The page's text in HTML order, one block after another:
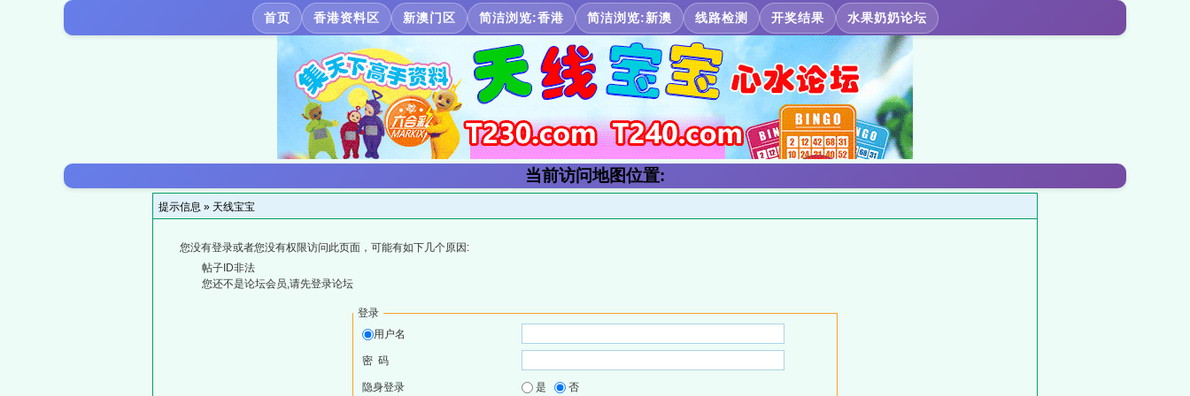
首页 香港资料区 新澳门区 简洁浏览:香港 简洁浏览:新澳 线路检测 开奖结果 水果奶奶论坛
当前访问地图位置:
提示信息 » 天线宝宝
您没有登录或者您没有权限访问此页面，可能有如下几个原因:
帖子ID非法
您还不是论坛会员,请先登录论坛
登录
用户名
密 码
隐身登录 是 否